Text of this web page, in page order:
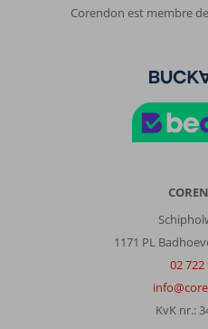
Corendon est membre
1171 PL
02 722
KvK nr.: